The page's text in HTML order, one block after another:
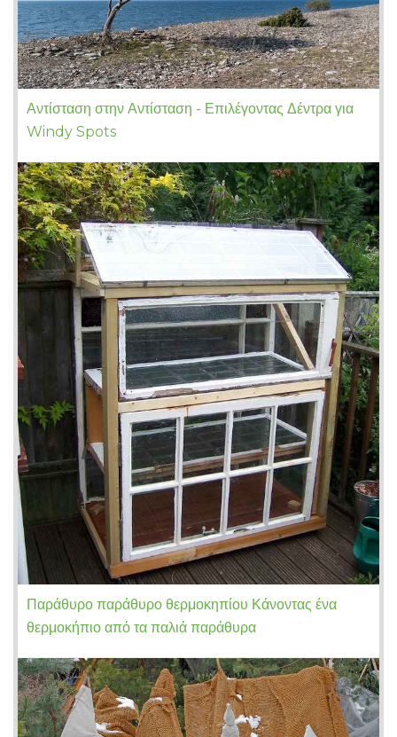
Αντίσταση στην Αντίσταση - Επιλέγοντας Δέντρα για
Windy Spots
Παράθυρο παράθυρο θερμοκηπίου Κάνοντας ένα
θερμοκήπιο από τα παλιά παράθυρα